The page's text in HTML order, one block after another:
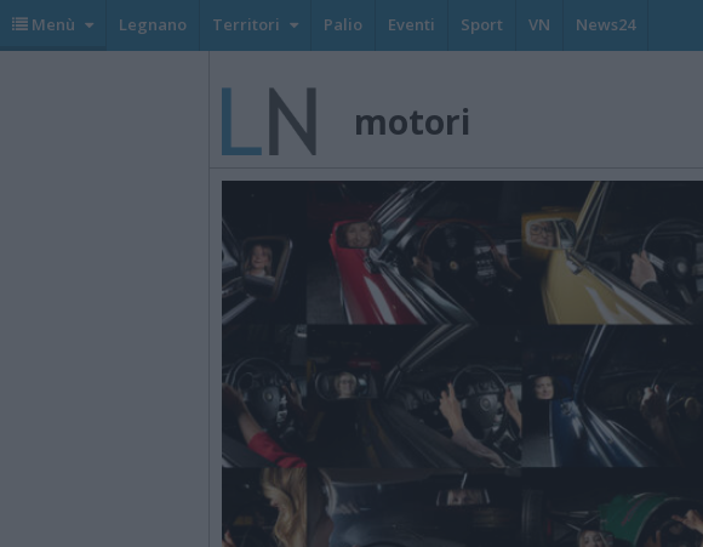
Menù Legnano Territori Palio Eventi Sport VN News24
motori